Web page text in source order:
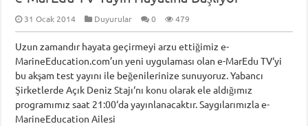
31 Ocak 2014 Duyurular 0 479
Uzun zamandır hayata geçirmeyi arzu ettiğimiz e-
MarineEducation.com’un yeni uygulaması olan e-MarEdu TV‘yi
bu akşam test yayını ile beğenilerinize sunuyoruz. Yabancı
Şirketlerde Açık Deniz Stajı‘nı konu olarak ele aldığımız
programımız saat 21:00‘da yayınlanacaktır. Saygılarımızla e-
MarineEducation Ailesi